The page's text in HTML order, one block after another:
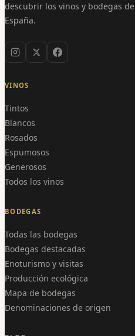
descubrir los vinos y bodegas de
España.
VINOS
Tintos
Blancos
Rosados
Espumosos
Generosos
Todos los vinos
BODEGAS
Todas las bodegas
Bodegas destacadas
Enoturismo y visitas
Producción ecológica
Mapa de bodegas
Denominaciones de origen